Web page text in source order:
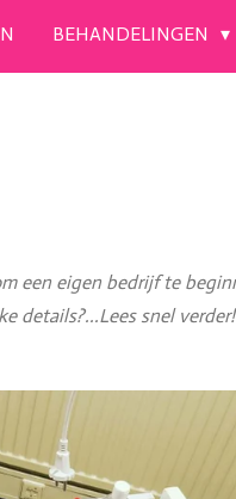
BEHANDELINGEN
een eigen bedrijf te
details?...Lees snel verder!